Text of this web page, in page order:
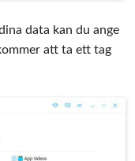
data kan du ange
att ta ett tag